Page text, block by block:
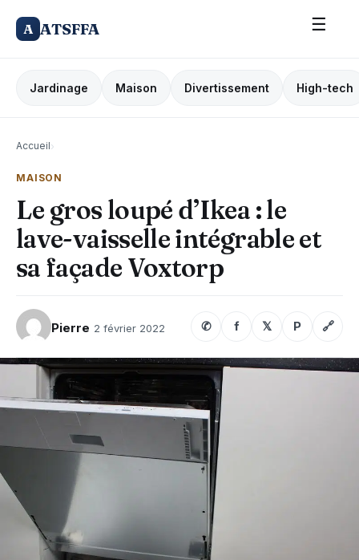
A ATSFFA ☰
Jardinage Maison Divertissement High-tech
Accueil›
MAISON
Le gros loupé d’Ikea : le
lave-vaisselle intégrable et
sa façade Voxtorp
Pierre 2 février 2022 ✆ f 𝕏 P 🔗